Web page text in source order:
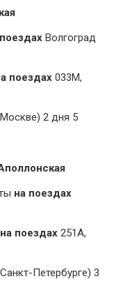
Волгоград
поездах 033М,
2 дня 5
на поездах
на поездах 251А,
Петербурге) 3